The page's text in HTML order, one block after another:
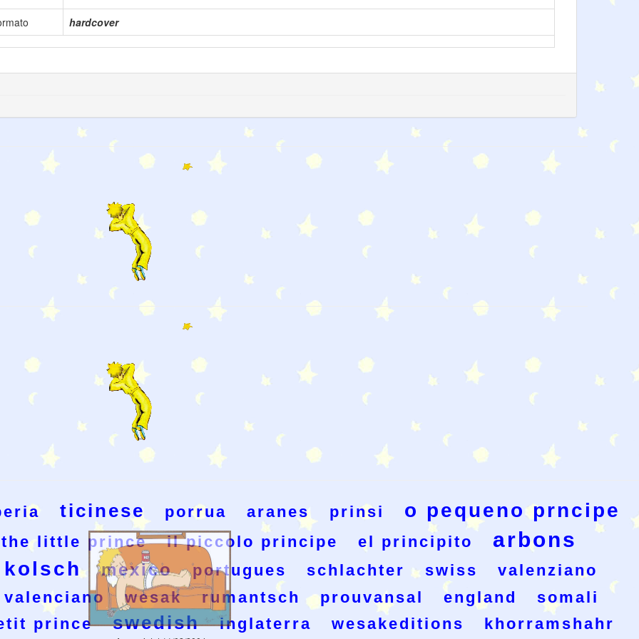
hardcover
ticinese porrua aranes prinsi o pequeno prncipe
the little prince il piccolo principe el principito arbons
kolsch mexico portugues schlachter swiss
valenziano
valenciano
wesak rumantsch prouvansal england
somali
prince
swedish inglaterra wesakeditions khorramshahr